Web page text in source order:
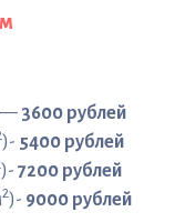
— 3600 рублей
)- 5400 рублей
)- 7200 рублей
2)- 9000 рублей